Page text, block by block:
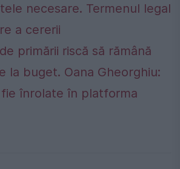
necesare. Termenul legal
a cererii
primării riscă să rămână
la buget. Oana Gheorghiu:
înrolate în platforma